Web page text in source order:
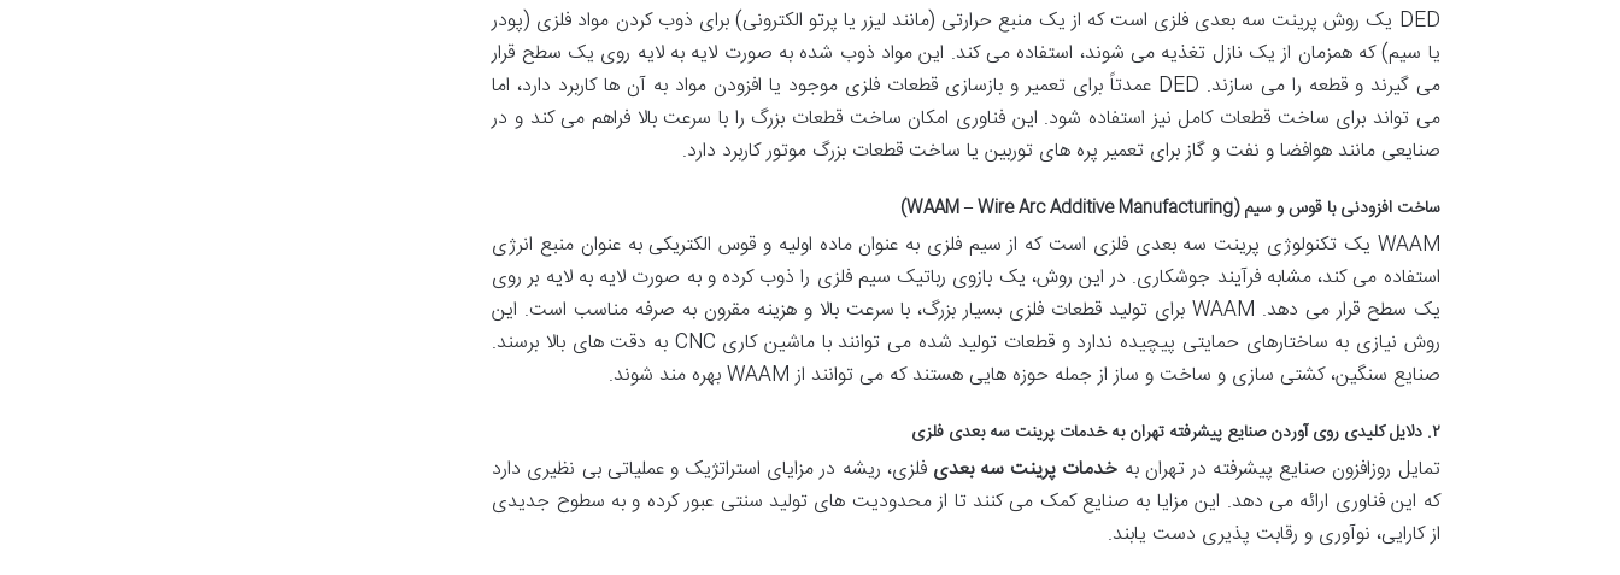
DED یک روش پرینت سه بعدی فلزی است که از یک منبع حرارتی (مانند لیزر یا پرتو الکترونی) برای ذوب کردن مواد فلزی (پودر
یا سیم) که همزمان از یک نازل تغذیه می شوند، استفاده می کند. این مواد ذوب شده به صورت لایه به لایه روی یک سطح قرار
می گیرند و قطعه را می سازند. DED عمدتاً برای تعمیر و بازسازی قطعات فلزی موجود یا افزودن مواد به آن ها کاربرد دارد، اما
می تواند برای ساخت قطعات کامل نیز استفاده شود. این فناوری امکان ساخت قطعات بزرگ را با سرعت بالا فراهم می کند و در
صنایعی مانند هوافضا و نفت و گاز برای تعمیر پره های توربین یا ساخت قطعات بزرگ موتور کاربرد دارد.
ساخت افزودنی با قوس و سیم (WAAM – Wire Arc Additive Manufacturing)
WAAM یک تکنولوژی پرینت سه بعدی فلزی است که از سیم فلزی به عنوان ماده اولیه و قوس الکتریکی به عنوان منبع انرژی
استفاده می کند، مشابه فرآیند جوشکاری. در این روش، یک بازوی رباتیک سیم فلزی را ذوب کرده و به صورت لایه به لایه بر روی
یک سطح قرار می دهد. WAAM برای تولید قطعات فلزی بسیار بزرگ، با سرعت بالا و هزینه مقرون به صرفه مناسب است. این
روش نیازی به ساختارهای حمایتی پیچیده ندارد و قطعات تولید شده می توانند با ماشین کاری CNC به دقت های بالا برسند.
صنایع سنگین، کشتی سازی و ساخت و ساز از جمله حوزه هایی هستند که می توانند از WAAM بهره مند شوند.
۲. دلایل کلیدی روی آوردن صنایع پیشرفته تهران به خدمات پرینت سه بعدی فلزی
تمایل روزافزون صنایع پیشرفته در تهران به خدمات پرینت سه بعدی فلزی، ریشه در مزایای استراتژیک و عملیاتی بی نظیری دارد
که این فناوری ارائه می دهد. این مزایا به صنایع کمک می کنند تا از محدودیت های تولید سنتی عبور کرده و به سطوح جدیدی
از کارایی، نوآوری و رقابت پذیری دست یابند.